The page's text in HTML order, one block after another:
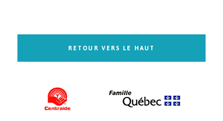
RETOUR VERS LE HAUT